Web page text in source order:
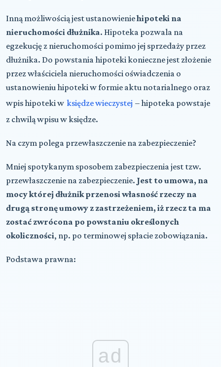
Inną możliwością jest ustanowieniehipoteki na
nieruchomości dłużnika. Hipoteka pozwala na
egzekucję z nieruchomości pomimo jej sprzedaży przez
dłużnika. Do powstania hipoteki konieczne jest złożenie
przez właściciela nieruchomości oświadczenia o
ustanowieniu hipoteki w formie aktu notarialnego oraz
wpis hipoteki w księdze wieczystej – hipoteka powstaje
z chwilą wpisu w księdze.
Na czym polega przewłaszczenie na zabezpieczenie?
Mniej spotykanym sposobem zabezpieczenia jest tzw.
przewłaszczenie na zabezpieczenie. Jest to umowa, na
mocy której dłużnik przenosi własność rzeczy na
drugą stronę umowy z zastrzeżeniem, iż rzecz ta ma
zostać zwrócona po powstaniu określonych
okoliczności, np. po terminowej spłacie zobowiązania.
Podstawa prawna:
ad